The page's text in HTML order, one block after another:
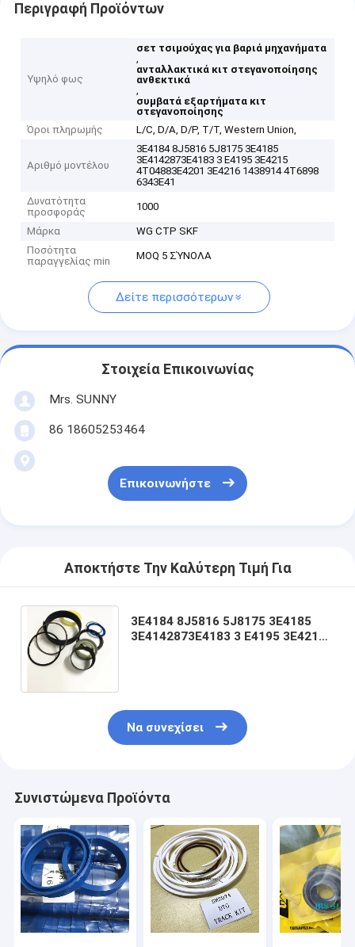
Περιγραφή Προϊόντων
Υψηλό φως
σετ τσιμούχας για βαριά μηχανήματα
,
ανταλλακτικά κιτ στεγανοποίησης
ανθεκτικά
,
συμβατά εξαρτήματα κιτ
στεγανοποίησης
Όροι πληρωμής
L/C, D/A, D/P, T/T, Western Union,
Αριθμό μοντέλου
3E4184 8J5816 5J8175 3E4185
3E4142873E4183 3 E4195 3E4215
4T04883E4201 3E4216 1438914 4T6898
6343E41
Δυνατότητα
προσφοράς
1000
Μάρκα
WG CTP SKF
Ποσότητα
παραγγελίας min
MOQ 5 ΣΎΝΟΛΑ
Δείτε περισσότερων
Στοιχεία Επικοινωνίας
Mrs. SUNNY
86 18605253464
Επικοινωνήστε
Αποκτήστε Την Καλύτερη Τιμή Για
3E4184 8J5816 5J8175 3E4185
3E4142873E4183 3 E4195 3E4215
Να συνεχίσει
Συνιστώμενα Προϊόντα